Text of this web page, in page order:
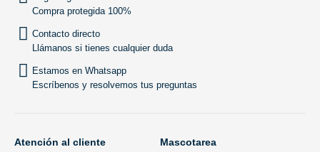
Compra protegida 100%
Contacto directo
Llámanos si tienes cualquier duda
Estamos en Whatsapp
Escríbenos y resolvemos tus preguntas
Atención al cliente Mascotarea